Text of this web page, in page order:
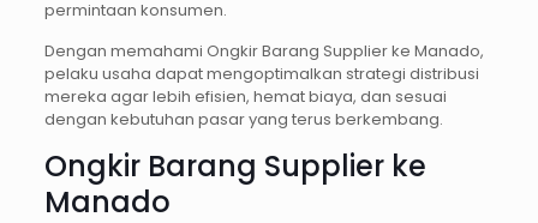
permintaan konsumen.
Dengan memahami Ongkir Barang Supplier ke Manado,
pelaku usaha dapat mengoptimalkan strategi distribusi
mereka agar lebih efisien, hemat biaya, dan sesuai
dengan kebutuhan pasar yang terus berkembang.
Ongkir Barang Supplier ke
Manado